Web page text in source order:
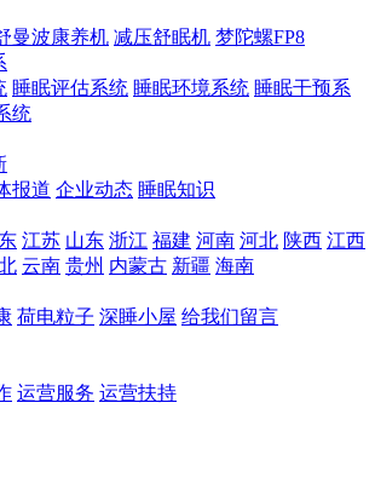
曼波康养机 减压舒眠机 梦陀螺FP8
睡眠评估系统 睡眠环境系统 睡眠干预系
统
报道 企业动态 睡眠知识
江苏 山东 浙江 福建 河南 河北 陕西 江西
云南 贵州 内蒙古 新疆 海南
荷电粒子 深睡小屋 给我们留言
运营服务 运营扶持